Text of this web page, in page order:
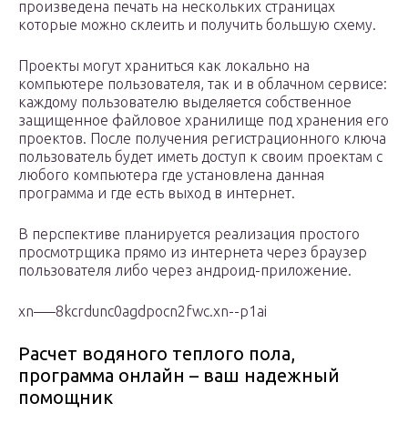
произведена печать на нескольких страницах
которые можно склеить и получить большую схему.
Проекты могут храниться как локально на
компьютере пользователя, так и в облачном сервисе:
каждому пользователю выделяется собственное
защищенное файловое хранилище под хранения его
проектов. После получения регистрационного ключа
пользователь будет иметь доступ к своим проектам с
любого компьютера где установлена данная
программа и где есть выход в интернет.
В перспективе планируется реализация простого
просмотрщика прямо из интернета через браузер
пользователя либо через андроид-приложение.
xn—–8kcrdunc0agdpocn2fwc.xn--p1ai
Расчет водяного теплого пола,
программа онлайн – ваш надежный
помощник